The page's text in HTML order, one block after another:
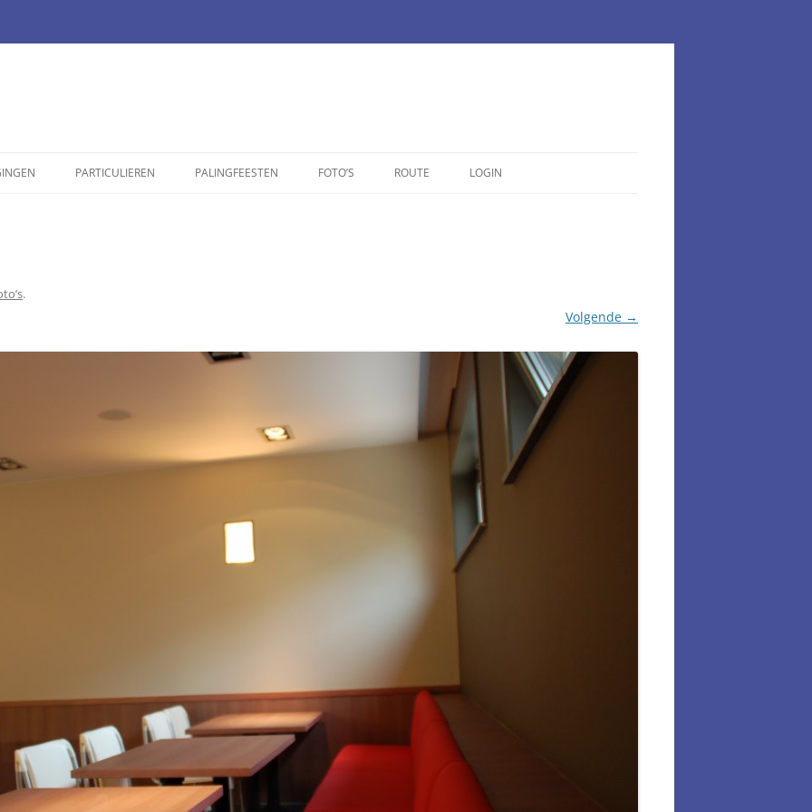
PARTICULIEREN PALINGFEESTEN FOTO’S ROUTE LOGIN
.
Volgende →